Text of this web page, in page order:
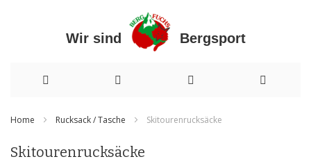
Wir sind Bergsport
Inhalt
Home Rucksack / Tasche Skitourenrucksäcke
Skitourenrucksäcke